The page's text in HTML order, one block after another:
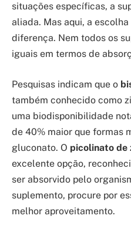
situações específicas, a
aliada. Mas aqui, a
diferença. Nem todos os
iguais em termos de
Pesquisas indicam que o
também conhecido como
uma biodisponibilidade
de 40% maior que formas
gluconato. O picolinato de
excelente opção,
ser absorvido pelo
suplemento, procure por
melhor aproveitamento.